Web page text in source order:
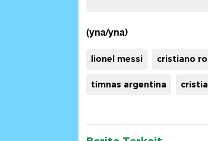
(yna/yna)
lionel messi cristiano
timnas argentina